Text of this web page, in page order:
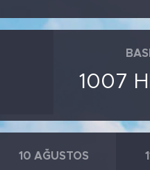
1007
10 AĞUSTOS